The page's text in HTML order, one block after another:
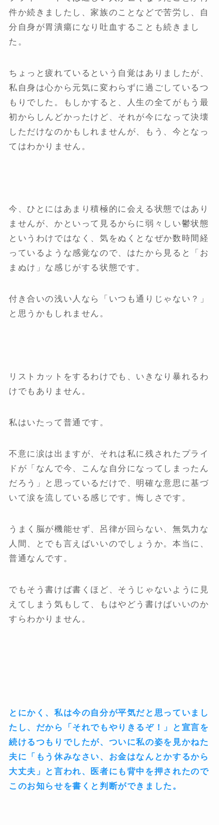
件か続きましたし、家族のことなどで苦労し、自
分自身が胃潰瘍になり吐血することも続きまし
た。
ちょっと疲れているという自覚はありましたが、
私自身は心から元気に変わらずに過ごしているつ
もりでした。もしかすると、人生の全てがもう最
初からしんどかったけど、それが今になって決壊
しただけなのかもしれませんが、もう、今となっ
てはわかりません。
今、ひとにはあまり積極的に会える状態ではあり
ませんが、かといって見るからに弱々しい鬱状態
というわけではなく、気をぬくとなぜか数時間経
っているような感覚なので、はたから見ると「お
まぬけ」な感じがする状態です。
付き合いの浅い人なら「いつも通りじゃない？」
と思うかもしれません。
リストカットをするわけでも、いきなり暴れるわ
けでもありません。
私はいたって普通です。
不意に涙は出ますが、それは私に残されたプライ
ドが「なんで今、こんな自分になってしまったん
だろう」と思っているだけで、明確な意思に基づ
いて涙を流している感じです。悔しさです。
うまく脳が機能せず、呂律が回らない、無気力な
人間、とでも言えばいいのでしょうか。本当に、
普通なんです。
でもそう書けば書くほど、そうじゃないように見
えてしまう気もして、もはやどう書けばいいのか
すらわかりません。
とにかく、私は今の自分が平気だと思っていまし
たし、だから「それでもやりきるぞ！」と宣言を
続けるつもりでしたが、ついに私の姿を見かねた
夫に「もう休みなさい、お金はなんとかするから
大丈夫」と言われ、医者にも背中を押されたので
このお知らせを書くと判断ができました。